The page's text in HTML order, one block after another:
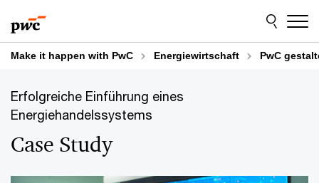
to
content
to
footer
Make it happen with PwC Energiewirtschaft PwC
Erfolgreiche Einführung eines
Energiehandelssystems
Case Study